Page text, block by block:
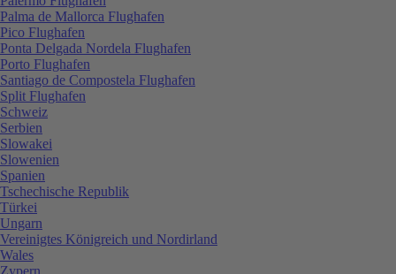
Palma de Mallorca Flughafen
Pico Flughafen
Ponta Delgada Nordela Flughafen
Porto Flughafen
Santiago de Compostela Flughafen
Split Flughafen
Schweiz
Serbien
Slowakei
Slowenien
Spanien
Tschechische Republik
Türkei
Ungarn
Vereinigtes Königreich und Nordirland
Wales
Zypern